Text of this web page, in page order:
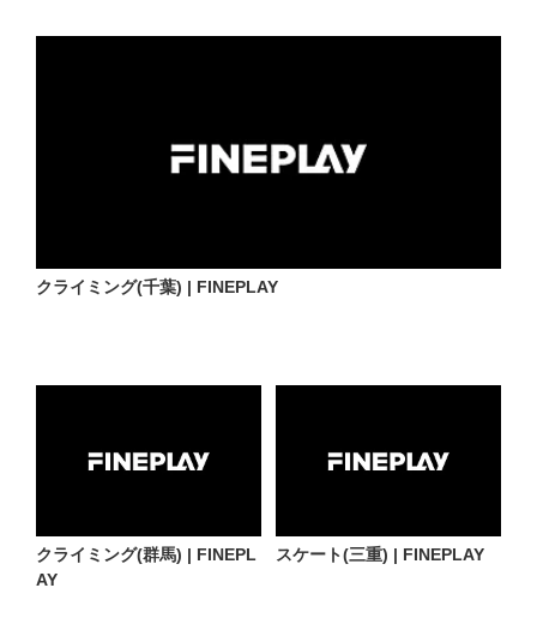
クライミング(千葉) | FINEPLAY
クライミング(群馬) | FINEPL
AY
スケート(三重) | FINEPLAY